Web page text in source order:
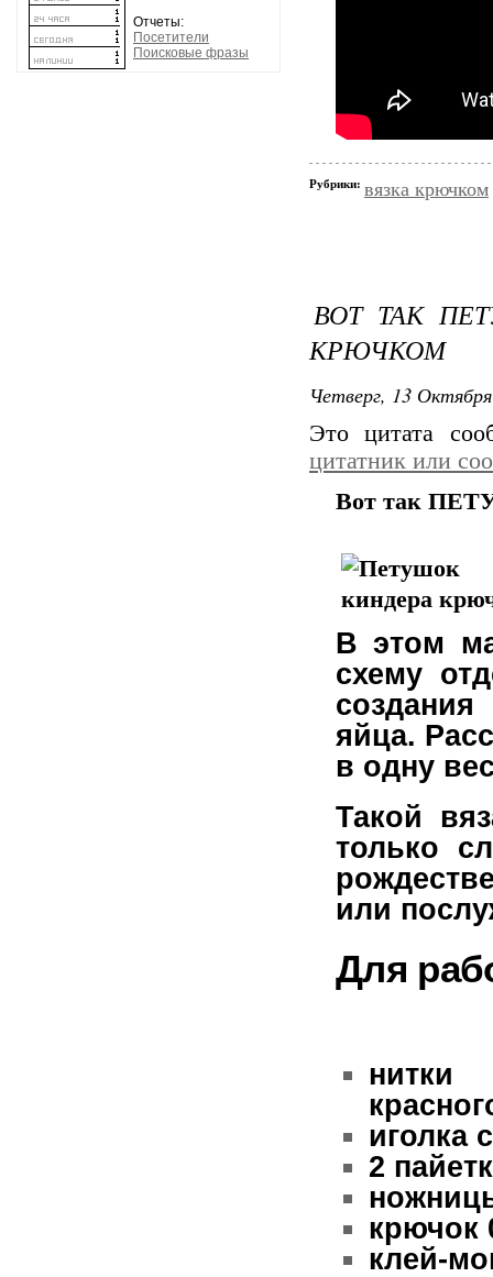
Отчеты:
Посетители
Поисковые фразы
Рубрики: вязка крючком
ВОТ ТАК
КРЮЧКОМ
Четверг, 13
Это цитата
цитатник или
Вот так
В этом
схему
яйца.
в одну
Такой
только
или
Для
нитки
иголка
2
крючок
клей-